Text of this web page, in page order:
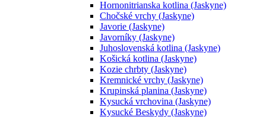
Hornonitrianska kotlina (Jaskyne)
Chočské vrchy (Jaskyne)
Javorie (Jaskyne)
Javorníky (Jaskyne)
Juhoslovenská kotlina (Jaskyne)
Košická kotlina (Jaskyne)
Kozie chrbty (Jaskyne)
Kremnické vrchy (Jaskyne)
Krupinská planina (Jaskyne)
Kysucká vrchovina (Jaskyne)
Kysucké Beskydy (Jaskyne)